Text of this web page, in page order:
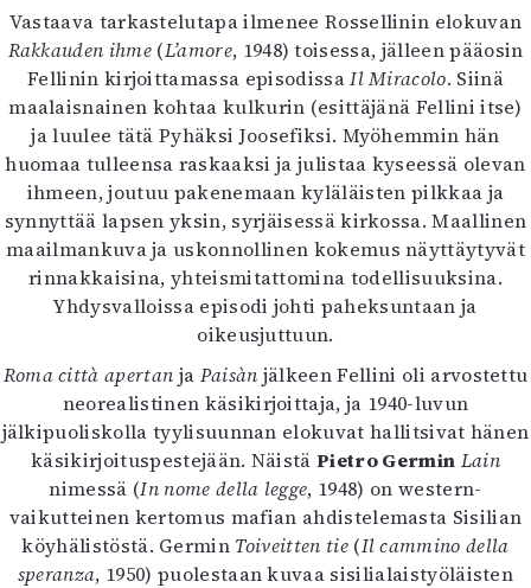
Vastaava tarkastelutapa ilmenee Rossellinin elokuvan
Rakkauden ihme (L’amore, 1948) toisessa, jälleen pääosin
Fellinin kirjoittamassa episodissaIl Miracolo. Siinä
maalaisnainen kohtaa kulkurin (esittäjänä Fellini itse)
ja luulee tätä Pyhäksi Joosefiksi. Myöhemmin hän
huomaa tulleensa raskaaksi ja julistaa kyseessä olevan
ihmeen, joutuu pakenemaan kyläläisten pilkkaa ja
synnyttää lapsen yksin, syrjäisessä kirkossa. Maallinen
maailmankuva ja uskonnollinen kokemus näyttäytyvät
rinnakkaisina, yhteismitattomina todellisuuksina.
Yhdysvalloissa episodi johti paheksuntaan ja
oikeusjuttuun.
Roma città apertan ja Paisàn jälkeen Fellini oli arvostettu
neorealistinen käsikirjoittaja, ja 1940-luvun
jälkipuoliskolla tyylisuunnan elokuvat hallitsivat hänen
käsikirjoituspestejään. NäistäPietro Germin Lain
nimessä (In nome della legge, 1948) on western-
vaikutteinen kertomus mafian ahdistelemasta Sisilian
köyhälistöstä. Germin Toiveitten tie(Il cammino della
speranza, 1950) puolestaan kuvaa sisilialaistyöläisten